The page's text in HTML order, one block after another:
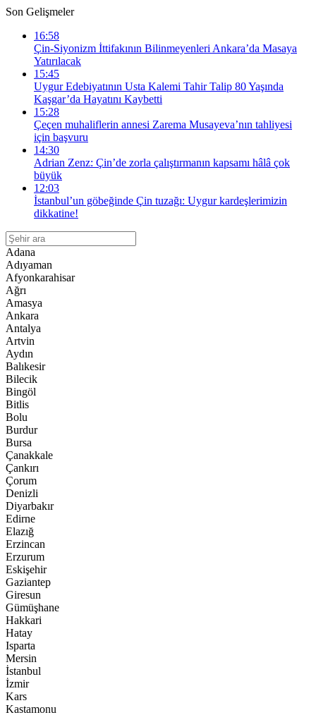
Son Gelişmeler
16:58
Çin-Siyonizm İttifakının Bilinmeyenleri Ankara’da Masaya
Yatırılacak
15:45
Uygur Edebiyatının Usta Kalemi Tahir Talip 80 Yaşında
Kaşgar’da Hayatını Kaybetti
15:28
Çeçen muhaliflerin annesi Zarema Musayeva’nın tahliyesi
için başvuru
14:30
Adrian Zenz: Çin’de zorla çalıştırmanın kapsamı hâlâ çok
büyük
12:03
İstanbul’un göbeğinde Çin tuzağı: Uygur kardeşlerimizin
dikkatine!
Adana
Adıyaman
Afyonkarahisar
Ağrı
Amasya
Ankara
Antalya
Artvin
Aydın
Balıkesir
Bilecik
Bingöl
Bitlis
Bolu
Burdur
Bursa
Çanakkale
Çankırı
Çorum
Denizli
Diyarbakır
Edirne
Elazığ
Erzincan
Erzurum
Eskişehir
Gaziantep
Giresun
Gümüşhane
Hakkari
Hatay
Isparta
Mersin
İstanbul
İzmir
Kars
Kastamonu